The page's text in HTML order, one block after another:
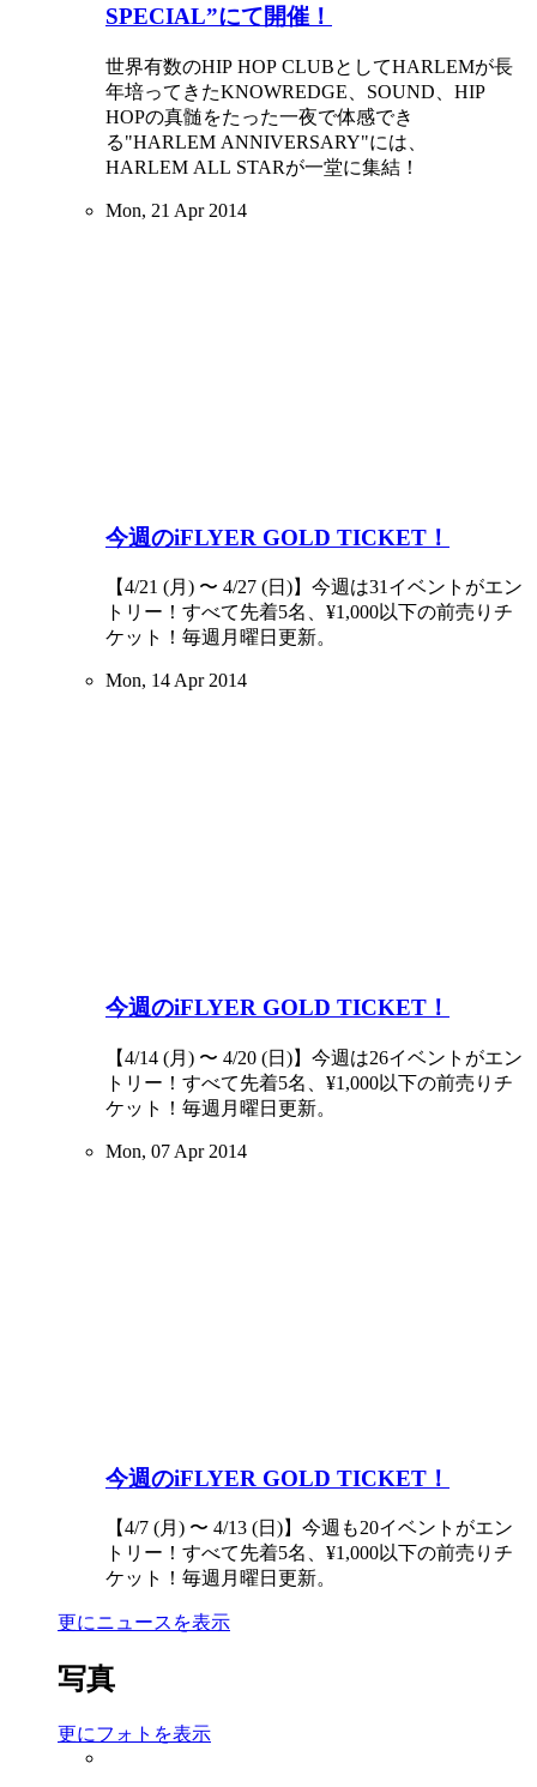
SPECIAL”にて開催！
世界有数のHIP HOP CLUBとしてHARLEMが長
年培ってきたKNOWREDGE、SOUND、HIP
HOPの真髄をたった一夜で体感でき
る"HARLEM ANNIVERSARY"には、
HARLEM ALL STARが一堂に集結！
Mon, 21 Apr 2014
今週のiFLYER GOLD TICKET！
【4/21 (月) 〜 4/27 (日)】今週は31イベントがエン
トリー！すべて先着5名、¥1,000以下の前売りチ
ケット！毎週月曜日更新。
Mon, 14 Apr 2014
今週のiFLYER GOLD TICKET！
【4/14 (月) 〜 4/20 (日)】今週は26イベントがエン
トリー！すべて先着5名、¥1,000以下の前売りチ
ケット！毎週月曜日更新。
Mon, 07 Apr 2014
今週のiFLYER GOLD TICKET！
【4/7 (月) 〜 4/13 (日)】今週も20イベントがエン
トリー！すべて先着5名、¥1,000以下の前売りチ
ケット！毎週月曜日更新。
更にニュースを表示
写真
更にフォトを表示